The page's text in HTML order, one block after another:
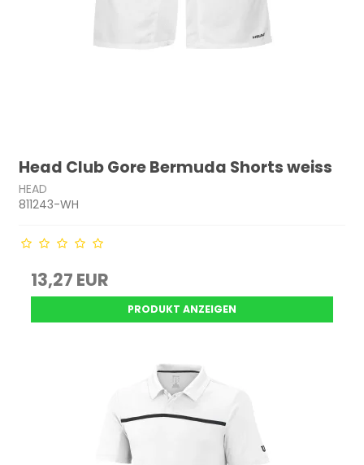
Head Club Gore Bermuda Shorts weiss
HEAD
811243-WH
13,27 EUR
PRODUKT ANZEIGEN